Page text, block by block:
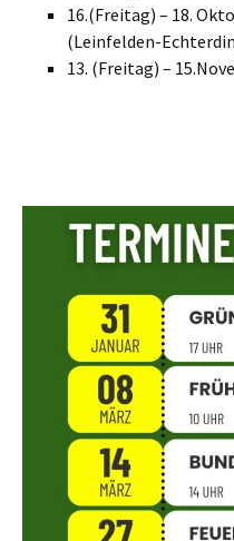
16.(Freitag) – 18.
(Leinfelden-
13. (Freitag) –